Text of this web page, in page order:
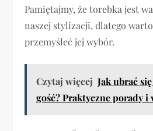
Pamiętajmy, że torebka jest
naszej stylizacji, dlatego
przemyśleć jej wybór.
Czytaj więcej Jak ubrać
gość? Praktyczne porady i